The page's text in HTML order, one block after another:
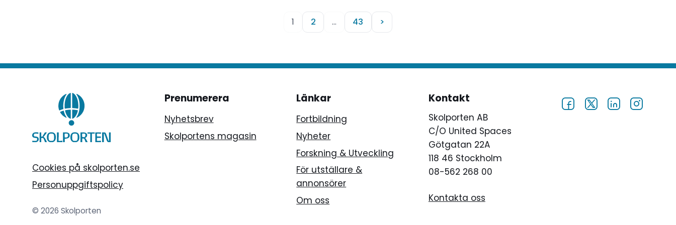
1 2 … 43 >
Cookies på skolporten.se
Personuppgiftspolicy
© 2026 Skolporten
Prenumerera
Nyhetsbrev
Skolportens magasin
Länkar
Fortbildning
Nyheter
Forskning & Utveckling
För utställare &
annonsörer
Om oss
Kontakt
Skolporten AB
C/O United Spaces
Götgatan 22A
118 46 Stockholm
08-562 268 00
Kontakta oss